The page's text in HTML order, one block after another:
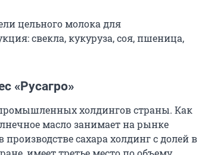
цельного молока для
свекла, кукуруза, соя, пшеница,
«Русагро»
холдингов страны. Как
масло занимает на рынке
сахара холдинг с долей в